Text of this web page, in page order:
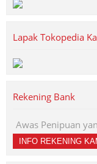
Lapak Tokopedia
Rekening Bank
Awas Penipuan
INFO REKENING